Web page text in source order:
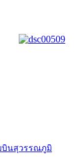
มบินสุวรรณภูมิ